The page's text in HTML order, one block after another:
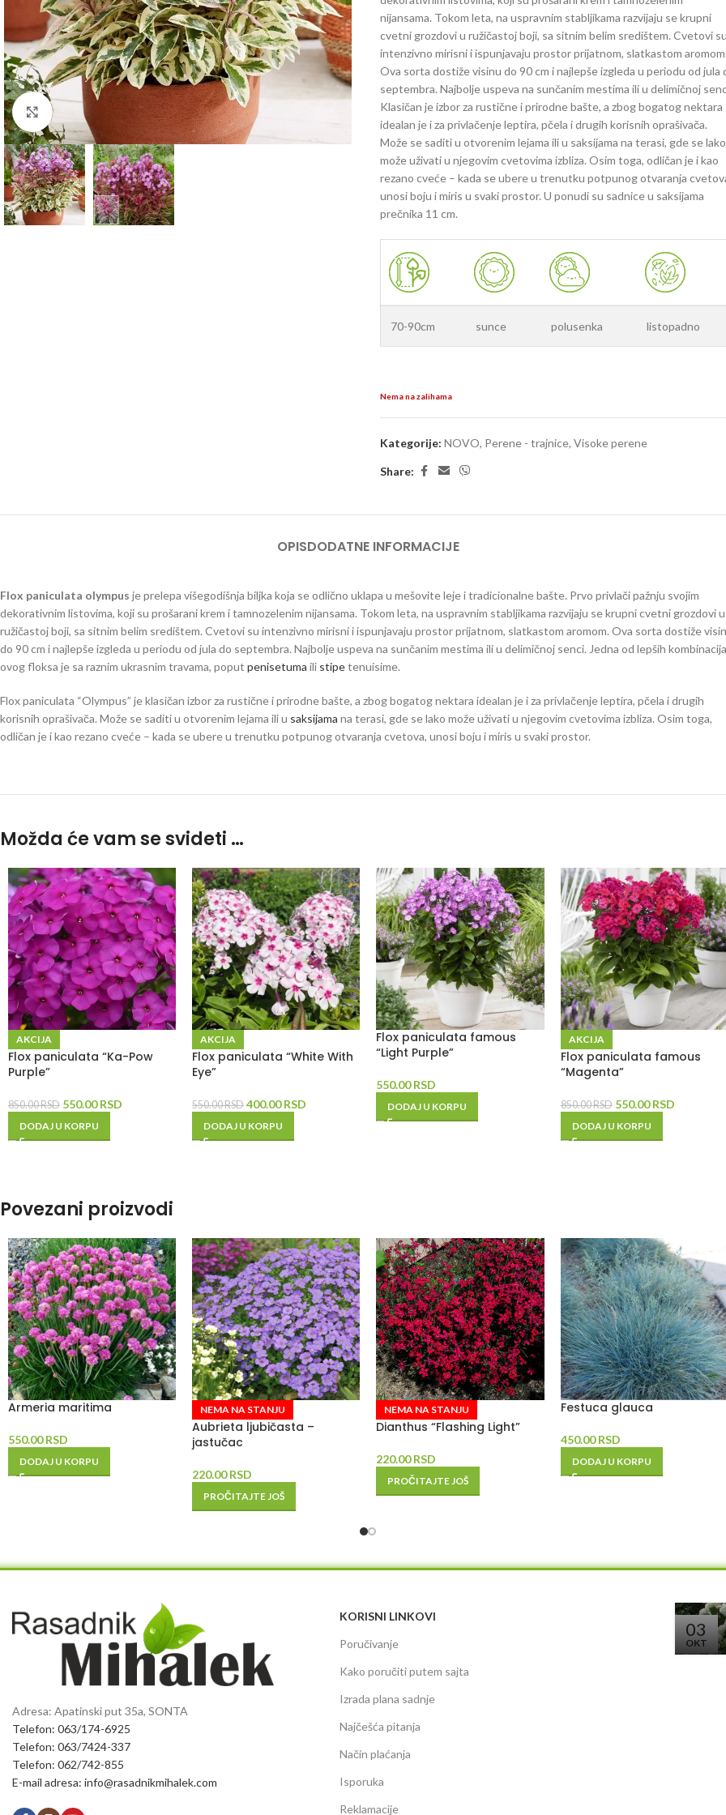
Klknite da uvećate
nijansama. Tokom leta, na uspravnim stabljikama razvijaju se krupni
cvetni grozdovi u ružičastoj boji, sa sitnim belim središtem. Cvetovi su
intenzivno mirisni i ispunjavaju prostor prijatnom, slatkastom aromom.
Ova sorta dostiže visinu do 90 cm i najlepše izgleda u periodu od jula
septembra. Najbolje uspeva na sunčanim mestima ili u delimičnoj
Klasičan je izbor za rustične i prirodne bašte, a zbog bogatog nektara
idealan je i za privlačenje leptira, pčela i drugih korisnih oprašivača.
Može se saditi u otvorenim lejama ili u saksijama na terasi, gde se lako
može uživati u njegovim cvetovima izbliza. Osim toga, odličan je i kao
rezano cveće – kada se ubere u trenutku potpunog otvaranja
unosi boju i miris u svaki prostor. U ponudi su sadnice u saksijama
prečnika 11 cm.
70-90cm sunce polusenka listopadno
Nema na zalihama
Kategorije: NOVO, Perene - trajnice, Visoke perene
Share:
OPISDODATNE INFORMACIJE
Flox paniculata olympus je prelepa višegodišnja biljka koja se odlično uklapa u mešovite leje i tradicionalne bašte. Prvo privlači pažnju svojim
dekorativnim listovima, koji su prošarani krem i tamnozelenim nijansama. Tokom leta, na uspravnim stabljikama razvijaju se krupni cvetni grozdovi u
ružičastoj boji, sa sitnim belim središtem. Cvetovi su intenzivno mirisni i ispunjavaju prostor prijatnom, slatkastom aromom. Ova sorta dostiže
do 90 cm i najlepše izgleda u periodu od jula do septembra. Najbolje uspeva na sunčanim mestima ili u delimičnoj senci. Jedna od lepših kombinacija
ovog floksa je sa raznim ukrasnim travama, poput penisetuma ili stipetenuisime.
Flox paniculata “Olympus” je klasičan izbor za rustične i prirodne bašte, a zbog bogatog nektara idealan je i za privlačenje leptira, pčela i drugih
korisnih oprašivača. Može se saditi u otvorenim lejama ili u saksijama na terasi, gde se lako može uživati u njegovim cvetovima izbliza. Osim toga,
odličan je i kao rezano cveće – kada se ubere u trenutku potpunog otvaranja cvetova, unosi boju i miris u svaki prostor.
Možda će vam se svideti …
AKCIJA
Flox paniculata “Ka-Pow
Purple”
850.00RSD 550.00RSD
DODAJ U KORPU
AKCIJA
Flox paniculata “White With
Eye”
550.00RSD 400.00RSD
DODAJ U KORPU
Flox paniculata famous
“Light Purple”
550.00RSD
DODAJ U KORPU
AKCIJA
Flox paniculata famous
“Magenta”
850.00RSD 550.00RSD
DODAJ U KORPU
Povezani proizvodi
Armeria maritima
550.00RSD
DODAJ U KORPU
NEMA NA STANJU
Aubrieta ljubičasta –
jastučac
220.00RSD
PROČITAJTE JOŠ
NEMA NA STANJU
Dianthus “Flashing Light”
220.00RSD
PROČITAJTE JOŠ
Festuca glauca
450.00RSD
DODAJ U KORPU
Adresa: Apatinski put 35a, SONTA
Telefon: 063/174-6925
Telefon: 063/7424-337
Telefon: 062/742-855
E-mail adresa: info@rasadnikmihalek.com
KORISNI LINKOVI
Poručivanje
Kako poručiti putem sajta
Izrada plana sadnje
Najčešća pitanja
Način plaćanja
Isporuka
Reklamacije
03
OKT